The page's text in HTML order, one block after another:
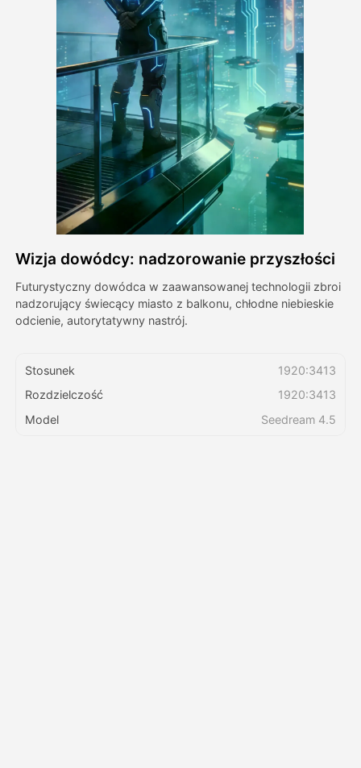
Avatar Video
AI Video
Zdjęcie
Inne narzędzia
Zobacz wszystkie szablony
Galeria
Cennik
Wizja dowódcy: nadzorowanie przyszłości
Futurystyczny dowódca w zaawansowanej technologii zbroi
nadzorujący świecący miasto z balkonu, chłodne niebieskie
odcienie, autorytatywny nastrój.
Stosunek
1920:3413
Rozdzielczość
1920:3413
Model
Seedream 4.5